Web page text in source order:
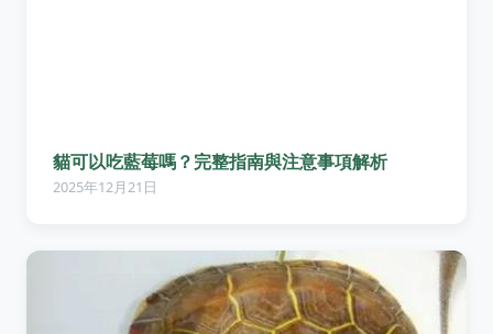
貓可以吃藍莓嗎？完整指南與注意事項解析
2025年12月21日